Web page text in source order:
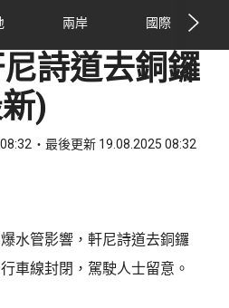
兩岸 國際
詩道去銅鑼
)
最後更新 19.08.2025 08:32
水管影響，軒尼詩道去銅鑼
車線封閉，駕駛人士留意。